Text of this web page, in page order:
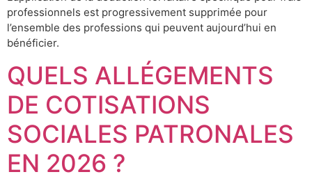
professionnels est progressivement supprimée pour
l’ensemble des professions qui peuvent aujourd’hui en
bénéficier.
QUELS ALLÉGEMENTS
DE COTISATIONS
SOCIALES PATRONALES
EN 2026 ?